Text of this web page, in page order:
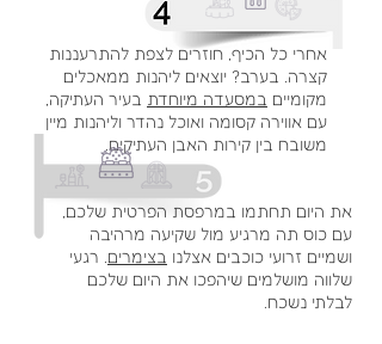
אחרי כל הכיף, חוזרים לצפת להתרעננות
קצרה. בערב? יוצאים ליהנות ממאכלים
מקומיים במסעדה מיוחדת בעיר העתיקה,
עם אווירה קסומה ואוכל נהדר וליהנות מיין
משובח בין קירות האבן העתיקים.
את היום תחתמו במרפסת הפרטית שלכם,
עם כוס תה מרגיע מול שקיעה מרהיבה
ושמיים זרועי כוכבים אצלנו בצימרים . רגעי
שלווה מושלמים שיהפכו את היום שלכם
לבלתי נשכח.